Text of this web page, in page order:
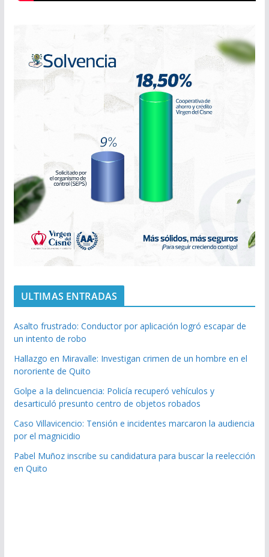
ULTIMAS ENTRADAS
Asalto frustrado: Conductor por aplicación logró escapar de
un intento de robo
Hallazgo en Miravalle: Investigan crimen de un hombre en el
nororiente de Quito
Golpe a la delincuencia: Policía recuperó vehículos y
desarticuló presunto centro de objetos robados
Caso Villavicencio: Tensión e incidentes marcaron la audiencia
por el magnicidio
Pabel Muñoz inscribe su candidatura para buscar la reelección
en Quito